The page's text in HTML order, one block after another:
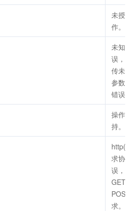
未授
作。
未知
误，
传未
参数
错误。
操作
持。
求协
误，
GET
POST
求。